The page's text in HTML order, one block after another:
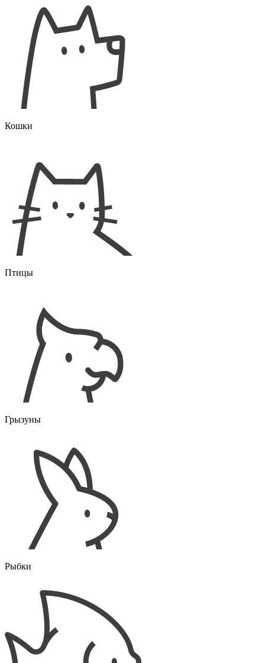
Кошки
Птицы
Грызуны
Рыбки